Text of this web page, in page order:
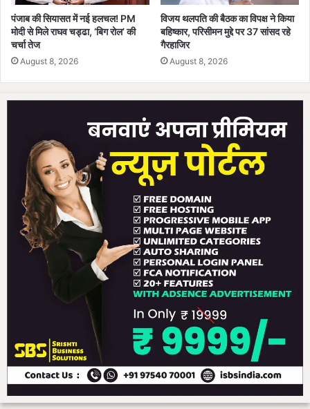
पंजाब की सियासत में नई हलचल! PM
मोदी से मिले राघव चड्ढा, ‘बिग रोल’ की
चर्चा तेज
August 8, 2026
विजय थलपति की बैठक का विपक्ष ने किया
बहिष्कार, परिसीमन मुद्दे पर 37 सांसद रहे
गैरहाजिर
August 8, 2026